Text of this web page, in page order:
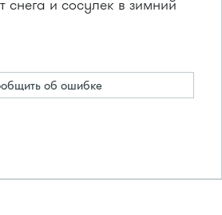
снега и сосулек в зимний
об ошибке